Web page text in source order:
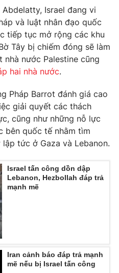
Hạnh, Phạm Quốc Thắng,
- 024.38 355 932
897 897
nếu không có sự chấp
VTV.vn khi phát hành lại
Israel đang vi
và luật nhân đạo quốc
tiếp tục mở rộng các khu
Tây bị chiếm đóng sẽ làm
nhà nước Palestine cũng
hai nhà nước.
Pháp Barrot đánh giá cao
giải quyết các thách
cũng như những nỗ lực
bên quốc tế nhằm tìm
tức ở Gaza và Lebanon.
Israel tấn công dồn dập
Lebanon, Hezbollah đáp trả
mạnh mẽ
Iran cảnh báo đáp trả mạnh
mẽ nếu bị Israel tấn công